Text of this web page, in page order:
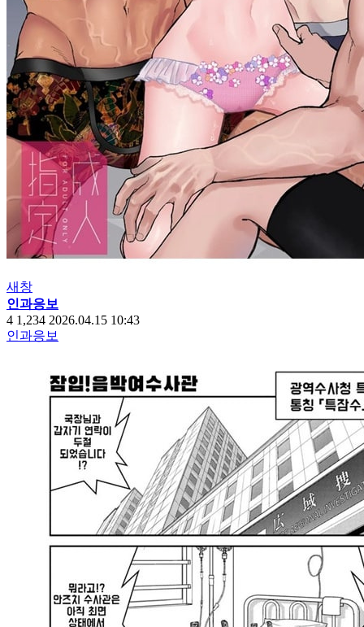
새창
인과응보
4 1,234 2026.04.15 10:43
인과응보